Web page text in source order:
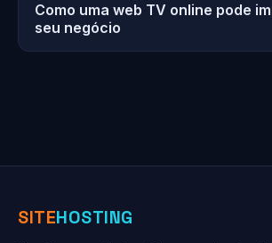
Como uma web TV online pode
seu negócio
SITEHOSTING